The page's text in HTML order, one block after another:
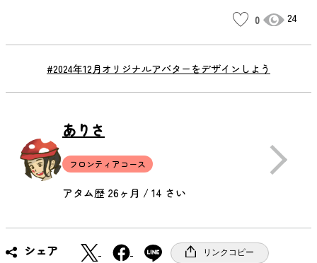
#2024年12月オリジナルアバターをデザインしよう
0 24
ありさ
フロンティアコース
アタム歴 26ヶ月 / 14 さい
シェア
a
リンクコピー